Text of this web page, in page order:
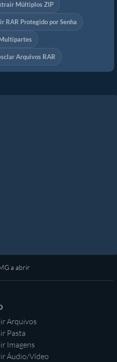
Múltiplos ZIP
RAR Protegido por Senha
Arquivos RAR
a abrir
Arquivos
Pasta
Imagens
Áudio/Vídeo